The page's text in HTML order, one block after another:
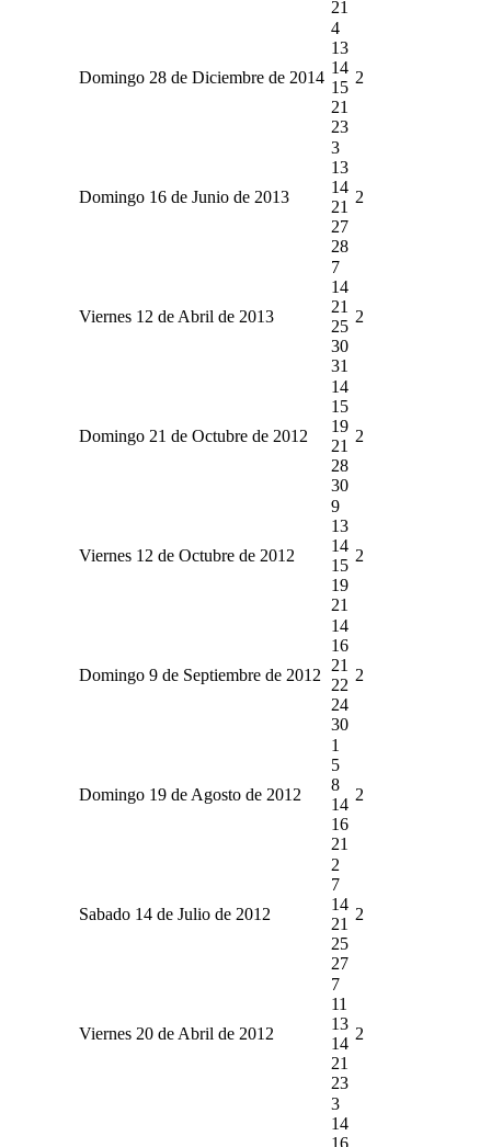
21
Domingo 28 de Diciembre de 2014
4
13
14
15
21
23
2
Domingo 16 de Junio de 2013
3
13
14
21
27
28
2
Viernes 12 de Abril de 2013
7
14
21
25
30
31
2
Domingo 21 de Octubre de 2012
14
15
19
21
28
30
2
Viernes 12 de Octubre de 2012
9
13
14
15
19
21
2
Domingo 9 de Septiembre de 2012
14
16
21
22
24
30
2
Domingo 19 de Agosto de 2012
1
5
8
14
16
21
2
Sabado 14 de Julio de 2012
2
7
14
21
25
27
2
Viernes 20 de Abril de 2012
7
11
13
14
21
23
2
3
14
16